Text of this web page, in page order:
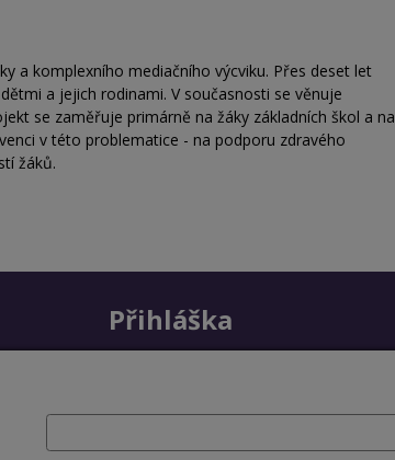
a komplexního mediačního výcviku. Přes deset let
a jejich rodinami. V současnosti se věnuje
se zaměřuje primárně na žáky základních škol a na
v této problematice - na podporu zdravého
žáků.
Přihláška